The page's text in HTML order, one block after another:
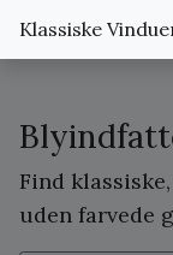
Klassiske
Find
uden farvede